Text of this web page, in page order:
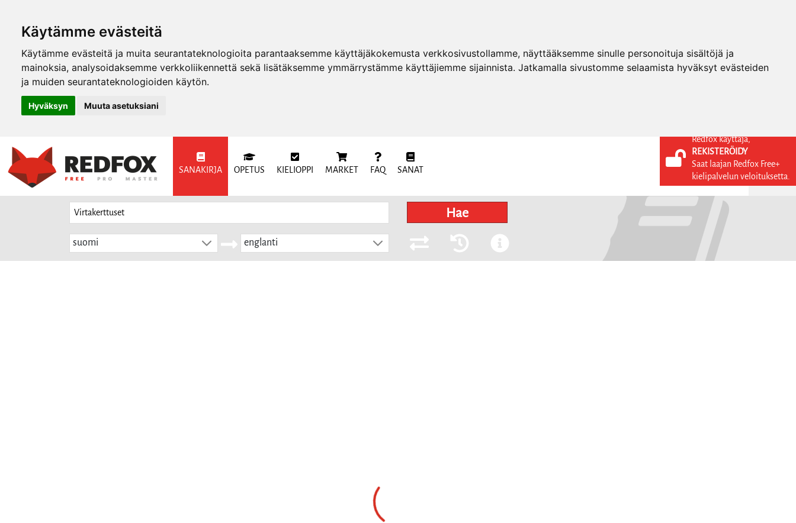
Käytämme evästeitä
Käytämme evästeitä ja muita seurantateknologioita parantaaksemme käyttäjäkokemusta verkkosivustollamme, näyttääksemme sinulle personoituja sisältöjä ja
mainoksia, analysoidaksemme verkkoliikennettä sekä lisätäksemme ymmärrystämme käyttäjiemme sijainnista. Jatkamalla sivustomme selaamista hyväksyt evästeiden
ja muiden seurantateknologioiden käytön.
Hyväksyn Muuta asetuksiani
SANAKIRJA OPETUS KIELIOPPI MARKET FAQ SANAT
KIRJAUDU SISÄÄN
REKISTERÖIDY
FI
Hae
suomi englanti
Redfox käyttäjä,
REKISTERÖIDY
Saat laajan Redfox Free+
kielipalvelun veloituksetta.